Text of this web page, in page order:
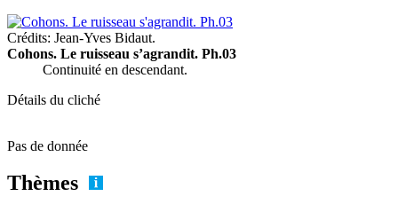
Crédits: Jean-Yves Bidaut.
Cohons. Le ruisseau s’agrandit. Ph.03
Continuité en descendant.
Détails du cliché
Pas de donnée
Thèmes